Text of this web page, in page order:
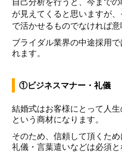
が見えてくると思いますが
で活かせるものでなければ意
ブライダル業界の中途採用
れます。
①ビジネスマナー・礼儀
結婚式はお客様にとって人
という商材になります。
そのため、信頼して頂くた
礼儀・言葉遣いなどは必須と